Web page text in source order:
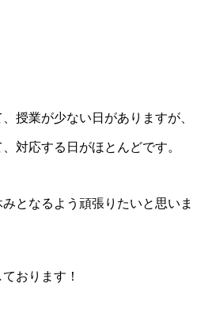
授業が少ない日がありますが、
対応する日がほとんどです。
となるよう頑張りたいと思いま
おります！